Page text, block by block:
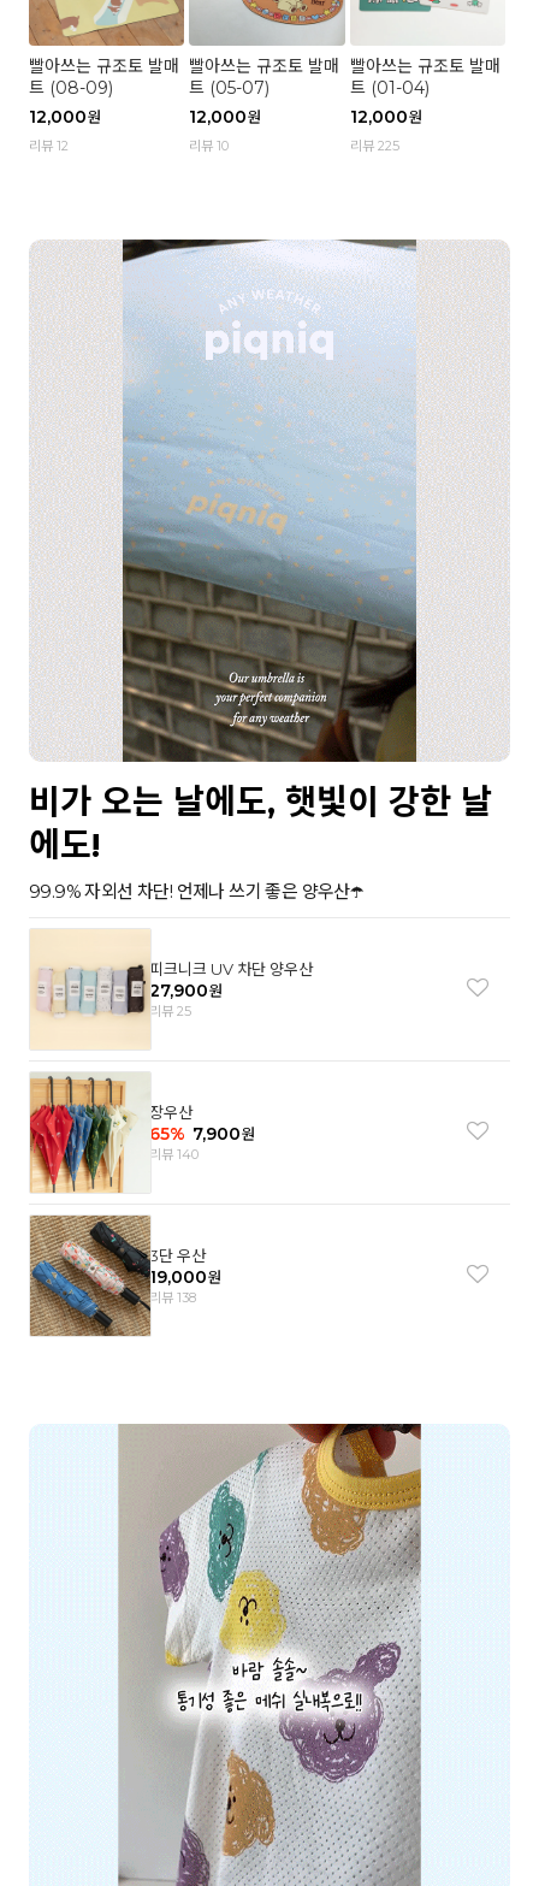
빨아쓰는 규조토 발매
트 (08-09)
12,000원
리뷰 12
빨아쓰는 규조토 발매
트 (05-07)
12,000원
리뷰 10
빨아쓰는 규조토 발매
트 (01-04)
12,000원
리뷰 225
비가 오는 날에도, 햇빛이 강한 날
에도!
99.9% 자외선 차단! 언제나 쓰기 좋은 양우산☂️
피크니크 UV 차단 양우산
27,900원
리뷰 25
장우산
65% 7,900원
리뷰 140
3단 우산
19,000원
리뷰 138